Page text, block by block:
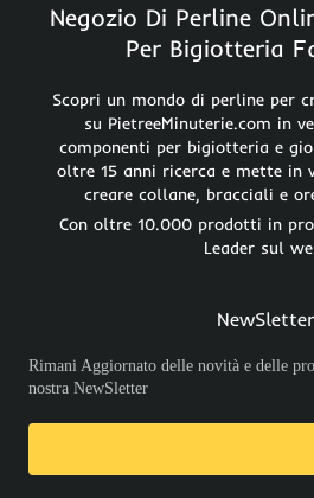
Negozio Di Perline
Per Bigiotteria
Scopri un mondo di perline per
su PietreeMinuterie.com in
componenti per bigiotteria e
oltre 15 anni ricerca e mette in
creare collane, bracciali e
Con oltre 10.000 prodotti in
Leader sul
NewSletter
Rimani Aggiornato delle novità e delle
nostra NewSletter